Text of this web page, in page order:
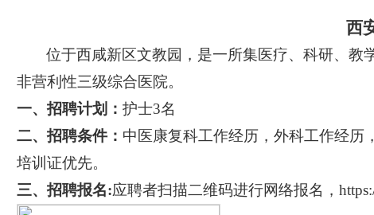
西
位于西咸新区文教园，是一所集医疗、科研、教
非营利性三级综合医院。
一、招聘计划： 护士3名
二、招聘条件： 中医康复科工作经历，外科工作经历，
培训证优先。
三、招聘报名:应聘者扫描二维码进行网络报名，